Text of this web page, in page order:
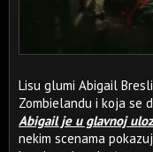
Lisu glumi Abigail
Zombielandu i koja se
Abigail je u glavnoj
nekim scenama